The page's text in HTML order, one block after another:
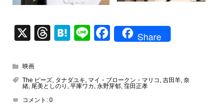
X
T
a
d
H
n
Li
F
e
Share
映画
The ピーズ, タナダユキ マイ・ブロークン・マリコ 吉田羊, 奈
緒, 尾美としのり 平庫ワカ 永野芽郁, 窪田正孝
コメント: 0